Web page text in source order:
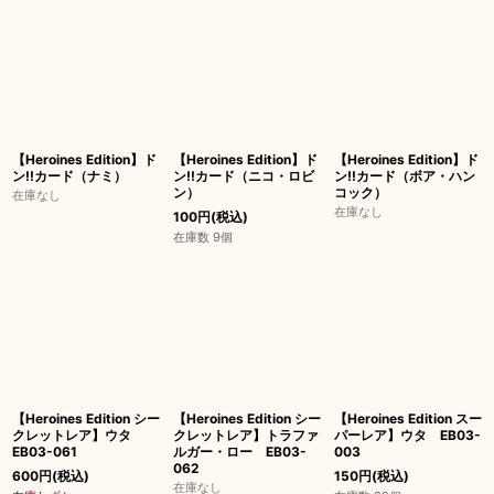
【Heroines Edition】ド
ン!!カード（ナミ）
在庫なし
【Heroines Edition】ド
ン!!カード（ニコ・ロビ
ン）
100円(税込)
在庫数 9個
【Heroines Edition】ド
ン!!カード（ボア・ハン
コック）
在庫なし
【Heroines Edition シー
クレットレア】ウタ
EB03-061
600円(税込)
【Heroines Edition シー
クレットレア】トラファ
ルガー・ロー EB03-
062
在庫なし
【Heroines Edition スー
パーレア】ウタ EB03-
003
150円(税込)